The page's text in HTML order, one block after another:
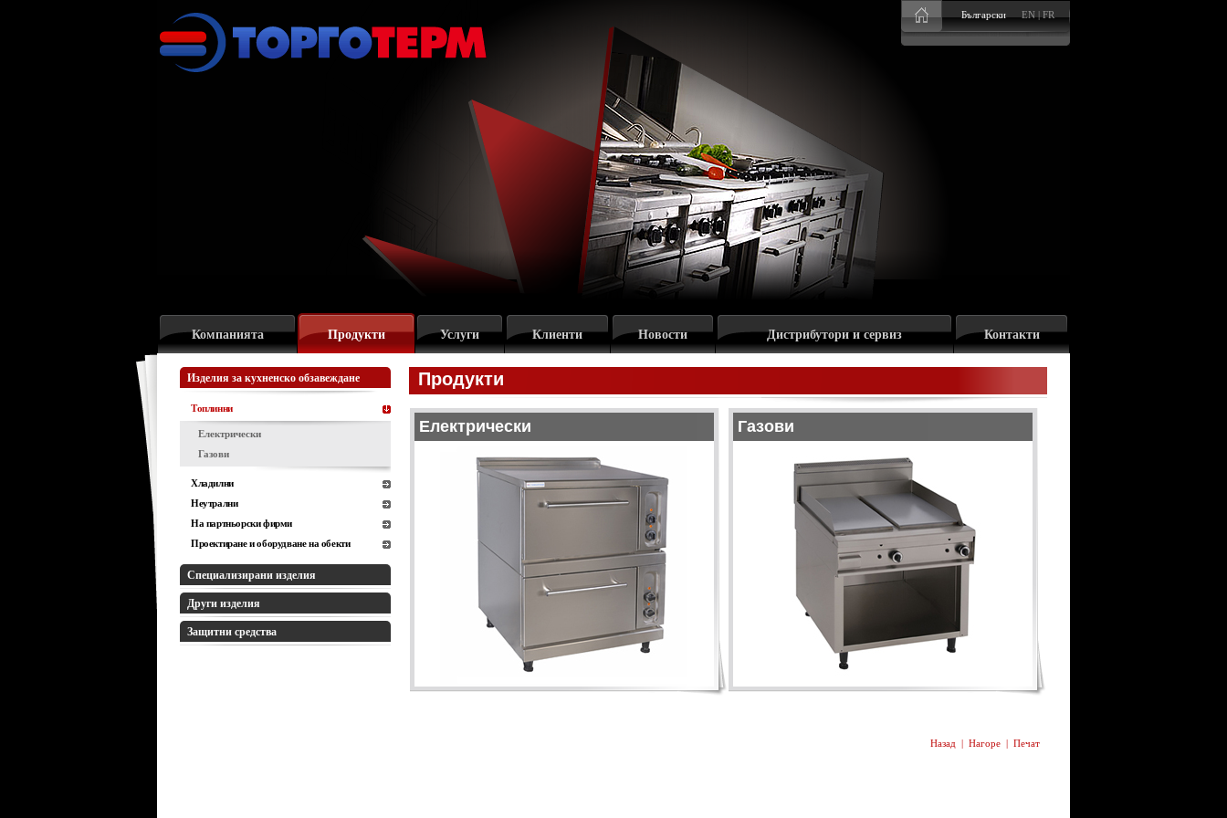
Компанията Продукти Услуги Клиенти Новости Дистрибутори и сервиз Контакти
Български EN | FR
Изделия за кухненско обзавеждане
Топлинни
Електрически
Газови
Хладилни
Неутрални
На партньорски фирми
Проектиране и оборудване на обекти
Специализирани изделия
Други изделия
Защитни средства
Продукти
Електрически Газови
Назад | Нагоре | Печат